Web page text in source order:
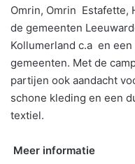
Omrin, Omrin Estafette,
de gemeenten
Kollumerland c.a en
gemeenten. Met de
partijen ook aandacht
schone kleding en een
textiel.
Meer informatie